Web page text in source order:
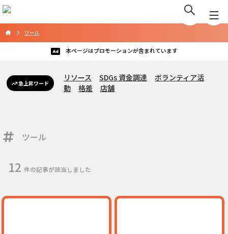
ツール
本ページはプロモーションが含まれています
急上昇ワード
リソース SDGs 資金調達
ボランティア活
動
格差 店舗
ツール
12 件の記事が該当しました